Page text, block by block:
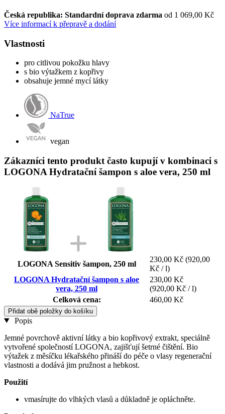
Česká republika: Standardní doprava zdarma od 1 069,00 Kč
Více informací k přepravě a dodání
Vlastnosti
pro citlivou pokožku hlavy
s bio výtažkem z kopřivy
obsahuje jemné mycí látky
NaTrue
vegan
Zákazníci tento produkt často kupují v kombinaci s
LOGONA Hydratační šampon s aloe vera, 250 ml
LOGONA Sensitiv šampon, 250 ml
230,00 Kč (920,00
Kč / l)
LOGONA Hydratační šampon s aloe
vera, 250 ml
230,00 Kč
(920,00 Kč / l)
Celková cena:
460,00 Kč
Přidat obě položky do košíku
Popis
Jemné povrchově aktivní látky a bio kopřivový extrakt, speciálně
vytvořené společností LOGONA, zajišťují šetrné čištění. Bio
výtažek z měsíčku lékařského přináší do péče o vlasy regenerační
vlastnosti a dodává jim pružnost a hebkost.
Použití
vmasírujte do vlhkých vlasů a důkladně je opláchněte.